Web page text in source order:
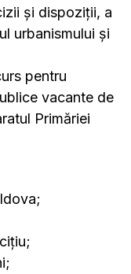
și dispoziții, a
urbanismului și
pentru
vacante de
Primăriei